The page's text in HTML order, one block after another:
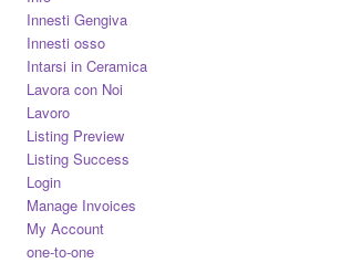
Innesti Gengiva
Innesti osso
Intarsi in Ceramica
Lavora con Noi
Lavoro
Listing Preview
Listing Success
Login
Manage Invoices
My Account
one-to-one